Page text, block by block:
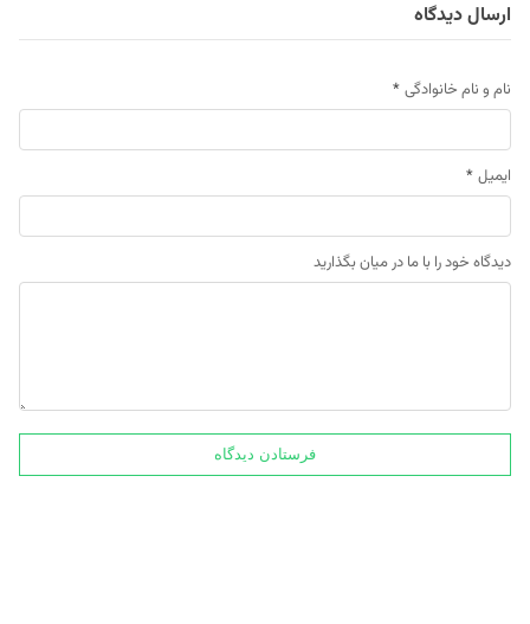
ارسال دیدگاه
نام و نام خانوادگی *
ایمیل *
دیدگاه خود را با ما در میان بگذارید